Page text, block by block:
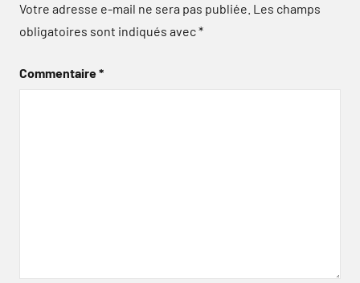
Votre adresse e-mail ne sera pas publiée. Les champs
obligatoires sont indiqués avec*
Commentaire*